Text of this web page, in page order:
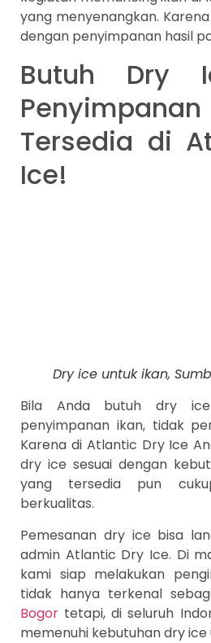
yang menyenangkan.
dengan penyimpanan hasil
Butuh Dry
Tersedia di
Ice!
Dry ice untuk ikan,
Bila Anda butuh dry
penyimpanan ikan, tidak
Karena di Atlantic Dry Ice
dry ice sesuai dengan
yang tersedia pun
berkualitas.
Pemesanan dry ice bisa
admin Atlantic Dry Ice. Di
kami siap melakukan
tidak hanya terkenal
Bogor tetapi, di seluruh
memenuhi kebutuhan dry ice